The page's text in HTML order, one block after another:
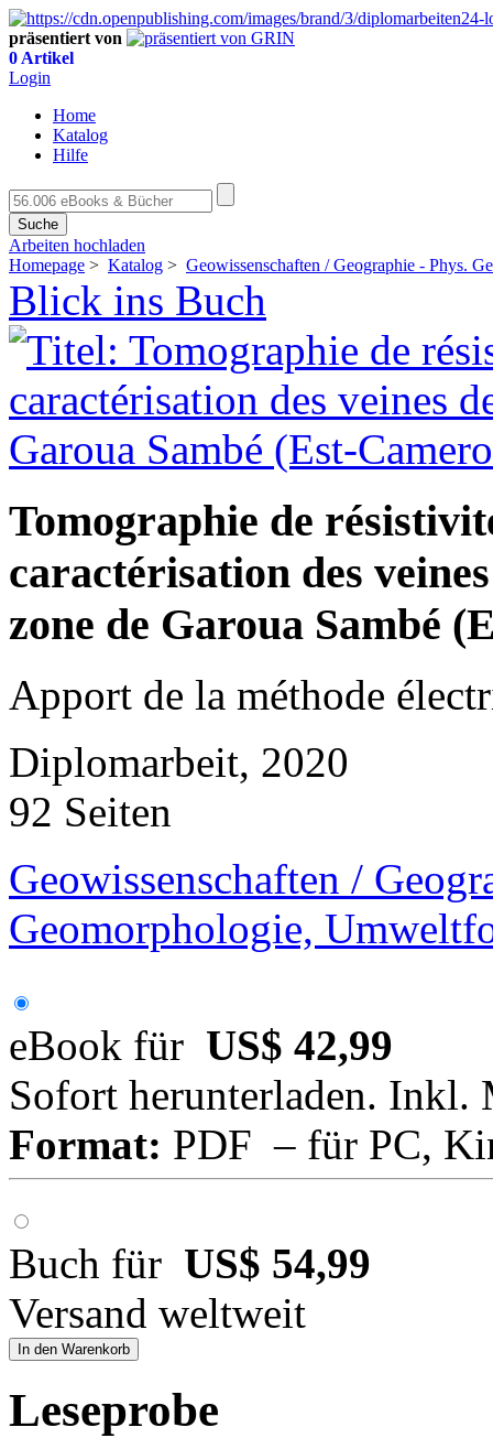
präsentiert von
0 Artikel
Login
Home
Katalog
Hilfe
Suche
Arbeiten hochladen
Homepage > Katalog > Geowissenschaften / Geographie - Phys.
Blick ins Buch
Tomographie de
caractérisation des
zone de Garoua Sambé
Apport de la méthode
Diplomarbeit, 2020
92 Seiten
Geowissenschaften /
Geomorphologie,
eBook für US$ 42,99
Sofort herunterladen. Inkl.
Format: PDF – für PC,
Buch für US$ 54,99
Versand weltweit
In den Warenkorb
Leseprobe